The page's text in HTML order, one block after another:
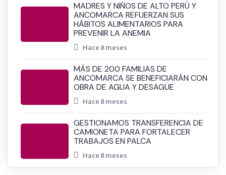
MADRES Y NIÑOS DE ALTO PERÚ Y
ANCOMARCA REFUERZAN SUS
HÁBITOS ALIMENTARIOS PARA
PREVENIR LA ANEMIA
Hace 8 meses
MÁS DE 200 FAMILIAS DE
ANCOMARCA SE BENEFICIARÁN CON
OBRA DE AGUA Y DESAGÜE
Hace 8 meses
GESTIONAMOS TRANSFERENCIA DE
CAMIONETA PARA FORTALECER
TRABAJOS EN PALCA
Hace 8 meses